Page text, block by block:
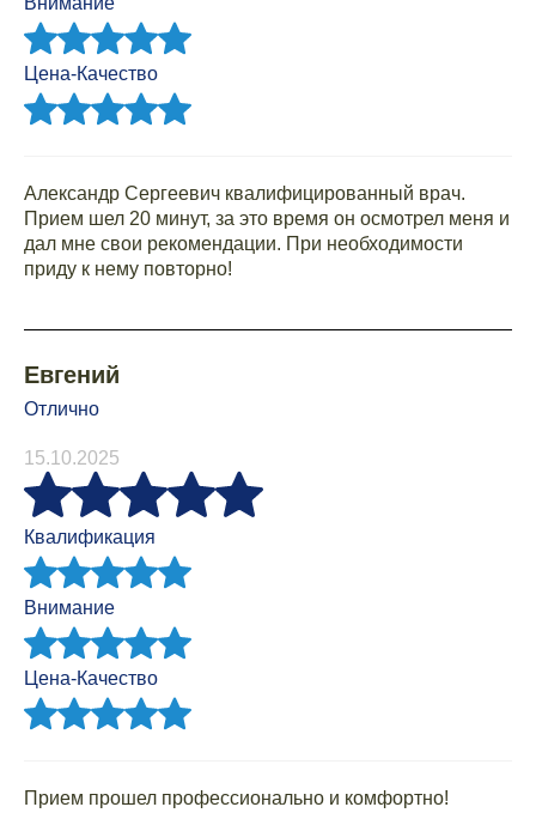
Цена-Качество
Александр Сергеевич квалифицированный врач.
Прием шел 20 минут, за это время он осмотрел меня и
дал мне свои рекомендации. При необходимости
приду к нему повторно!
Евгений
Отлично
15.10.2025
Квалификация
Внимание
Цена-Качество
Прием прошел профессионально и комфортно!